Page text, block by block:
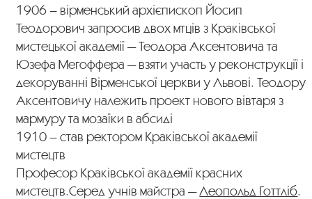
1906 – вірменський архієпископ Йосип
Теодорович запросив двох мтців з Краківської
мистецької академії — Теодора Аксентовича та
Юзефа Мегоффера — взяти участь у реконструкції і
декоруванні Вірменської церкви у Львові. Теодору
Аксентовичу належить проект нового вівтаря з
мармуру та мозаїки в абсиді
1910 – став ректором Краківської академії
мистецтв
Професор Краківської академії красних
мистецтв.Серед учнів майстра —Леопольд Готтліб.